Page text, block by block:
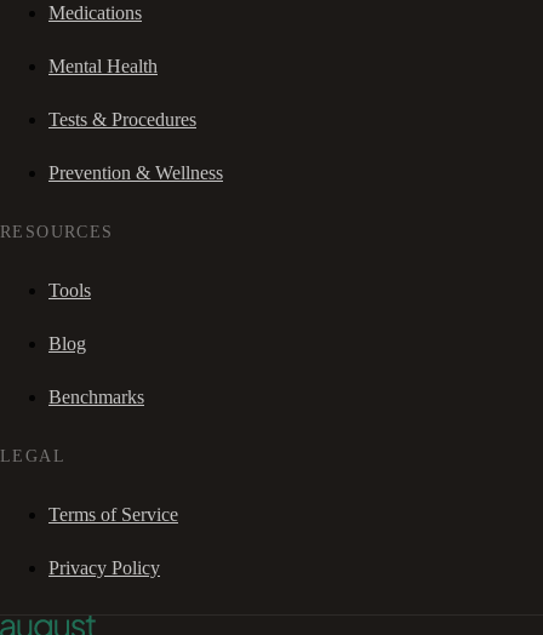
Medications
Mental Health
Tests & Procedures
Prevention & Wellness
RESOURCES
Tools
Blog
Benchmarks
LEGAL
Terms of Service
Privacy Policy